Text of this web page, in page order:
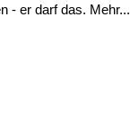
- er darf das. Mehr...